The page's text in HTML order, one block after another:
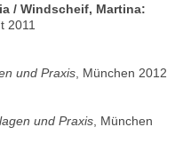
/ Windscheif, Martina:
2011
und Praxis , München 2012
und Praxis , München